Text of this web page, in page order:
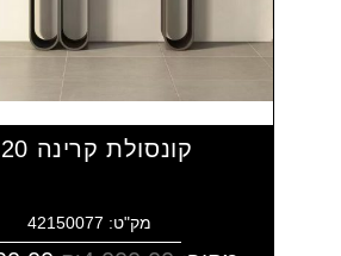
קונסולת קרינה 120
מק"ט: 42150077